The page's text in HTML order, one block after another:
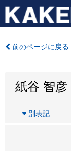
前のページに戻る
紙谷 智彦
別表記